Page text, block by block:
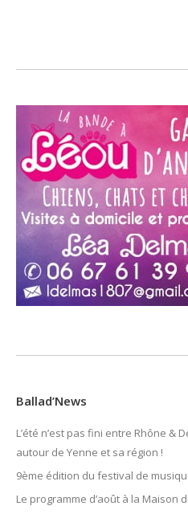
Ballad’News
L’été n’est pas fini entre Rhône &
autour de Yenne et sa région !
9ème édition du festival de
Le programme d’août à la Maison